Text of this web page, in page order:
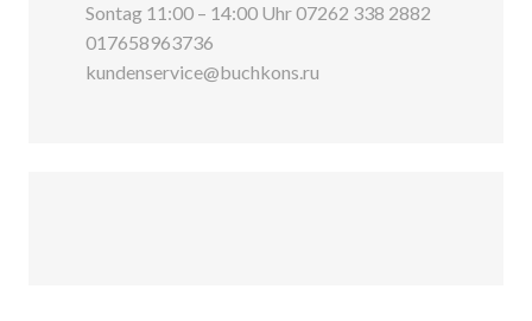
Sontag 11:00 – 14:00 Uhr 07262 338 2882
017658963736
kundenservice@buchkons.ru